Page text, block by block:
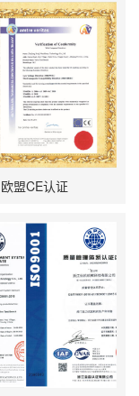
欧盟CE认证